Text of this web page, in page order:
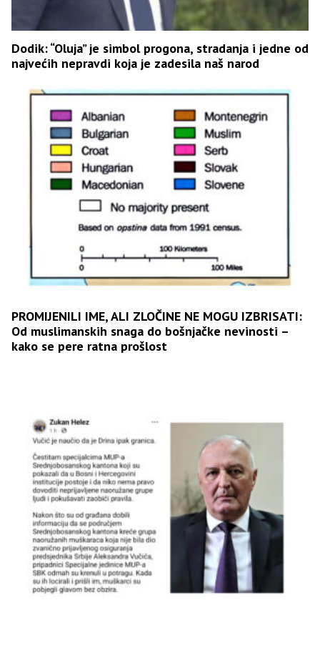
Dodik: “Oluja” je simbol progona, stradanja i jedne od
najvećih nepravdi koja je zadesila naš narod
PROMIJENILI IME, ALI ZLOČINE NE MOGU IZBRISATI:
Od muslimanskih snaga do bošnjačke nevinosti –
kako se pere ratna prošlost